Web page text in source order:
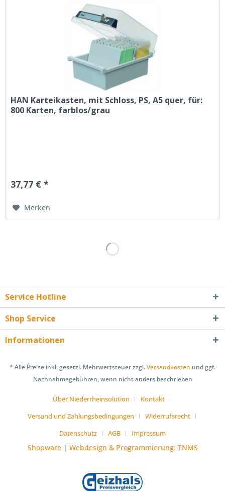
HAN Karteikasten, mit Schloss, PS, A5 quer, für:
800 Karten, farblos/grau
37,77 € *
Merken
Service Hotline
Shop Service
Informationen
* Alle Preise inkl. gesetzl. Mehrwertsteuer zzgl.Versandkosten und ggf.
Nachnahmegebühren, wenn nicht anders beschrieben
Über Niederrheinsolution
Kontakt
Versand und Zahlungsbedingungen
Widerrufsrecht
Datenschutz
AGB Impressum
Shopware| Webdesign & Programmierung: TNMS